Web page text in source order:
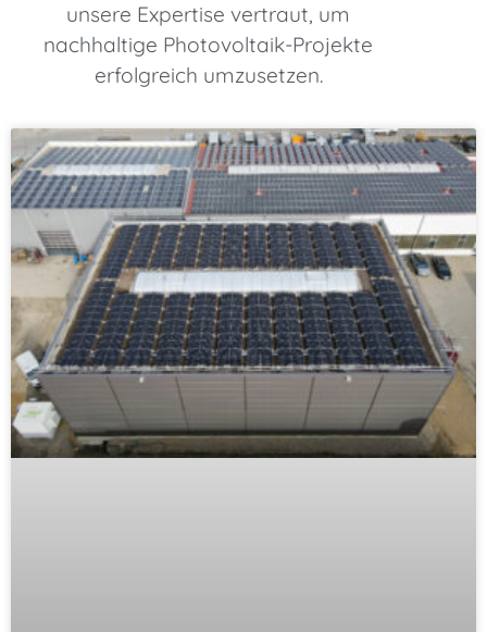
unsere Expertise vertraut, um
nachhaltige Photovoltaik-Projekte
erfolgreich umzusetzen.